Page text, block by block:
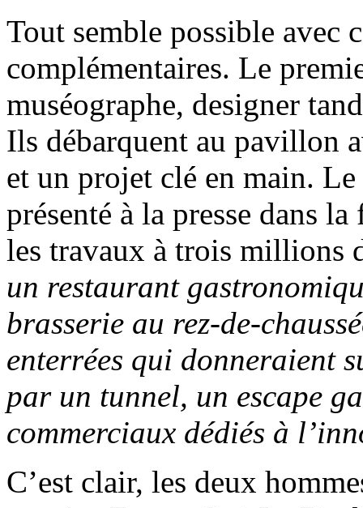
Tout semble possible avec
complémentaires. Le
muséographe, designer
Ils débarquent au pavillon
et un projet clé en main.
présenté à la presse dans
les travaux à trois millions
un restaurant
brasserie au rez-de-
enterrées qui donneraient
par un tunnel, un escape
commerciaux dédiés à
C’est clair, les deux